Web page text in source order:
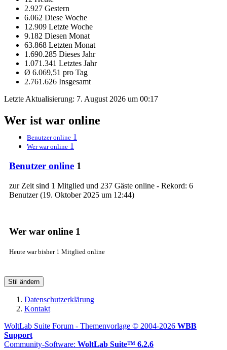
2.927 Gestern
6.062 Diese Woche
12.909 Letzte Woche
9.182 Diesen Monat
63.868 Letzten Monat
1.690.285 Dieses Jahr
1.071.341 Letztes Jahr
Ø 6.069,51 pro Tag
2.761.626 Insgesamt
Letzte Aktualisierung: 7. August 2026 um 00:17
Wer ist war online
Benutzer online 1
Wer war online 1
Benutzer online 1
zur Zeit sind 1 Mitglied und 237 Gäste online - Rekord: 6
Benutzer (19. Oktober 2025 um 12:44)
Wer war online 1
Heute war bisher 1 Mitglied online
Stil ändern
Datenschutzerklärung
Kontakt
WoltLab Suite Forum - Themenvorlage © 2004-2026 WBB
Support
Community-Software: WoltLab Suite™ 6.2.6